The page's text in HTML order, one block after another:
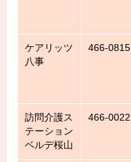
ケアリッツ
八事
466-0815
訪問介護ス
テーション
ベルデ桜山
466-0022